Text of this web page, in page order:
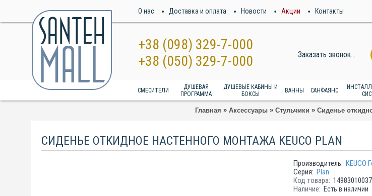
О нас Доставка и оплата Новости Акции Контакты
+38 (098) 329-7-000
+38 (050) 329-7-000
Заказать звонок...
СМЕСИТЕЛИ
ДУШЕВАЯ
ПРОГРАММА
ДУШЕВЫЕ КАБИНЫ И
БОКСЫ
ВАННЫ САНФАЯНС
Главная » Аксессуары » Стульчики » Сиденье
СИДЕНЬЕ ОТКИДНОЕ НАСТЕННОГО МОНТАЖА KEUCO PLAN
Производитель: KEUCO
Серия: Plan
Код товара: 14983010037
Наличие: Есть в наличии